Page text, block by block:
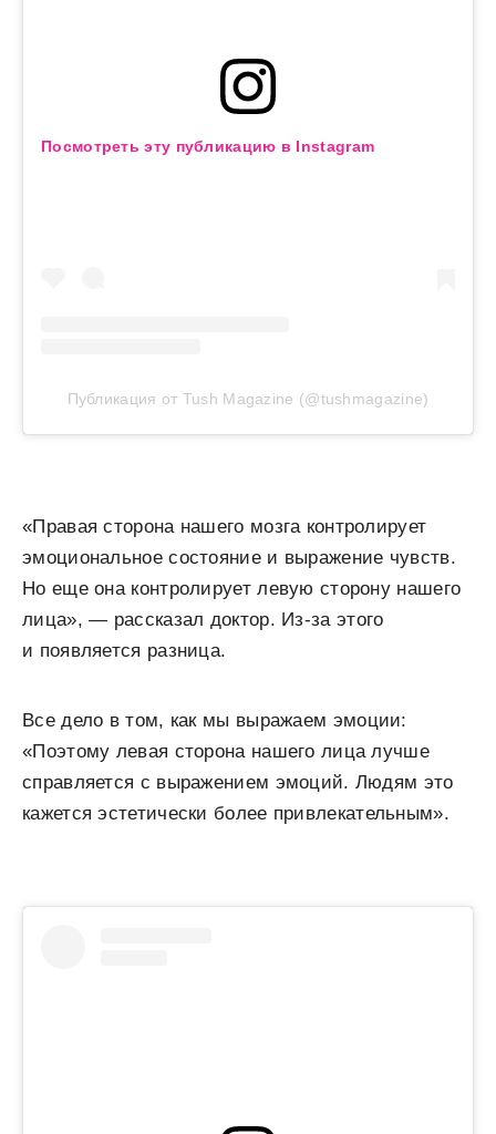
Посмотреть эту публикацию в Instagram
Публикация от Tush Magazine (@tushmagazine)
«Правая сторона нашего мозга контролирует
эмоциональное состояние и выражение чувств.
Но еще она контролирует левую сторону нашего
лица», — рассказал доктор. Из-за этого
и появляется разница.
Все дело в том, как мы выражаем эмоции:
«Поэтому левая сторона нашего лица лучше
справляется с выражением эмоций. Людям это
кажется эстетически более привлекательным».